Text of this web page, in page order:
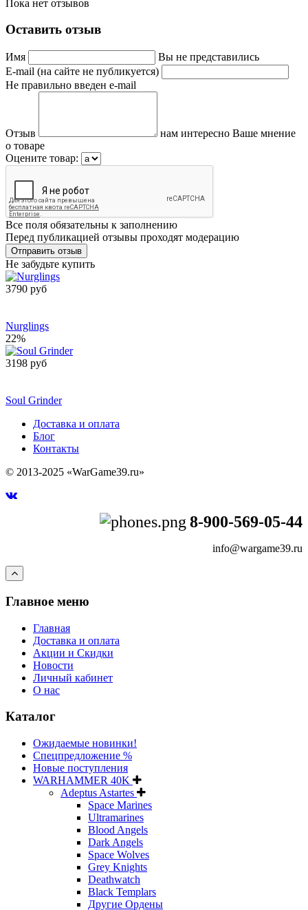
Пока нет отзывов
Оставить отзыв
Имя
Вы не представились
E-mail (на сайте не публикуется)
Не правильно введен e-mail
Отзыв
нам интересно Ваше мнение
о товаре
Оцените товар:
Все поля обязательны к заполнению
Перед публикацией отзывы проходят модерацию
Не забудьте купить
3790 руб
Nurglings
22%
3198 руб
Soul Grinder
Доставка и оплата
Блог
Контакты
© 2013-2025 «WarGame39.ru»
8-900-569-05-44
info@wargame39.ru
Главное меню
Главная
Доставка и оплата
Акции и Скидки
Новости
Личный кабинет
О нас
Каталог
Ожидаемые новинки!
Спецпредложение %
Новые поступления
WARHAMMER 40K
Adeptus Astartes
Space Marines
Ultramarines
Blood Angels
Dark Angels
Space Wolves
Grey Knights
Deathwatch
Black Templars
Другие Ордены